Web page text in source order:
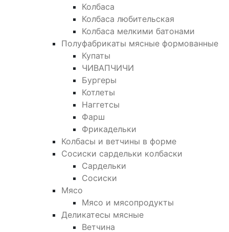
Колбаса
Колбаса любительская
Колбаса мелкими батонами
Полуфабрикаты мясные формованные
Купаты
ЧИВАПЧИЧИ
Бургеры
Котлеты
Наггетсы
Фарш
Фрикадельки
Колбасы и ветчины в форме
Сосиски сардельки колбаски
Сардельки
Сосиски
Мясо
Мясо и мясопродукты
Деликатесы мясные
Ветчина